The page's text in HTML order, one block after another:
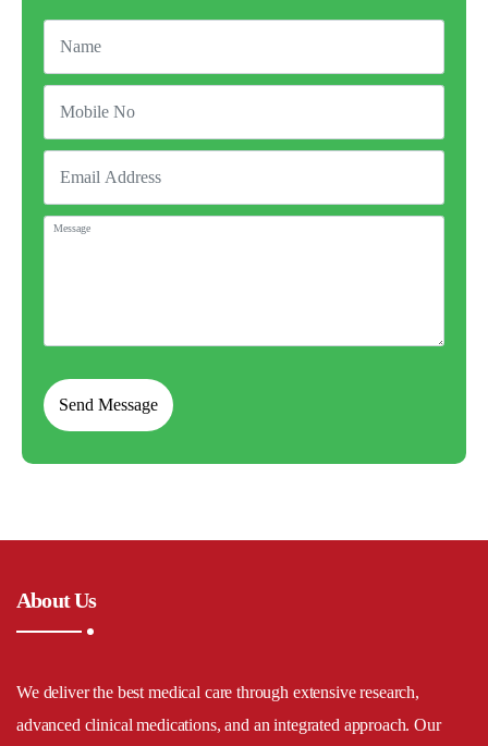
About Us
We deliver the best medical care through extensive research,
advanced clinical medications, and an integrated approach. Our